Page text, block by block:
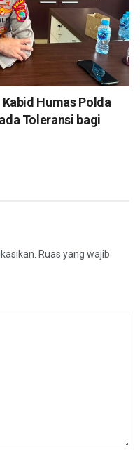
Humas Polda
Toleransi bagi
Ruas yang wajib